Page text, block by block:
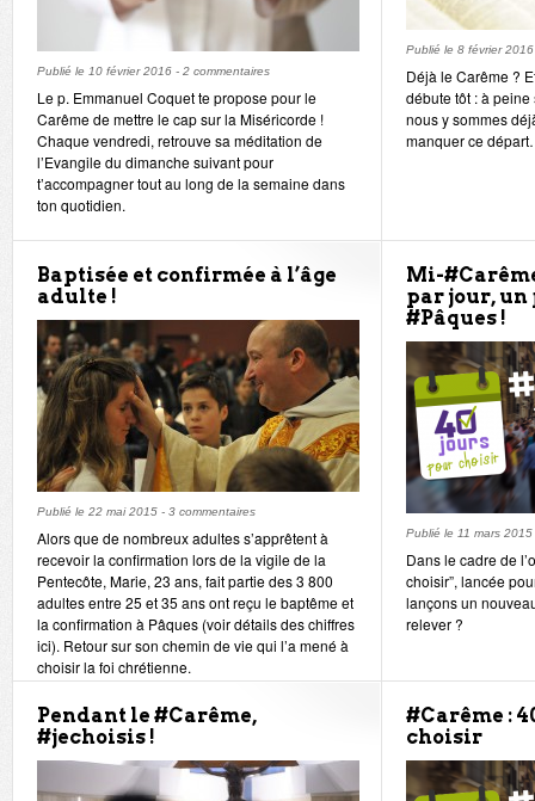
Publié le 10 février 2016 - 2 commentaires
Le p. Emmanuel Coquet te propose pour le
Carême de mettre le cap sur la Miséricorde !
Chaque vendredi, retrouve sa méditation de
l’Evangile du dimanche suivant pour
t’accompagner tout au long de la semaine dans
ton quotidien.
Publié le 8 février 2016
Déjà le Carême ?
débute tôt : à
nous y sommes
manquer ce
Baptisée et confirmée à l’âge
adulte !
Publié le 22 mai 2015 - 3 commentaires
Alors que de nombreux adultes s’apprêtent à
recevoir la confirmation lors de la vigile de la
Pentecôte, Marie, 23 ans, fait partie des 3 800
adultes entre 25 et 35 ans ont reçu le baptême et
la confirmation à Pâques (voir détails des chiffres
ici). Retour sur son chemin de vie qui l’a mené à
choisir la foi chrétienne.
Mi-
par jour, un
#Pâques !
Publié le 11 mars 2015
Dans le cadre de
choisir”, lancée
lançons un
relever ?
Pendant le #Carême,
#jechoisis !
#Carême :
choisir